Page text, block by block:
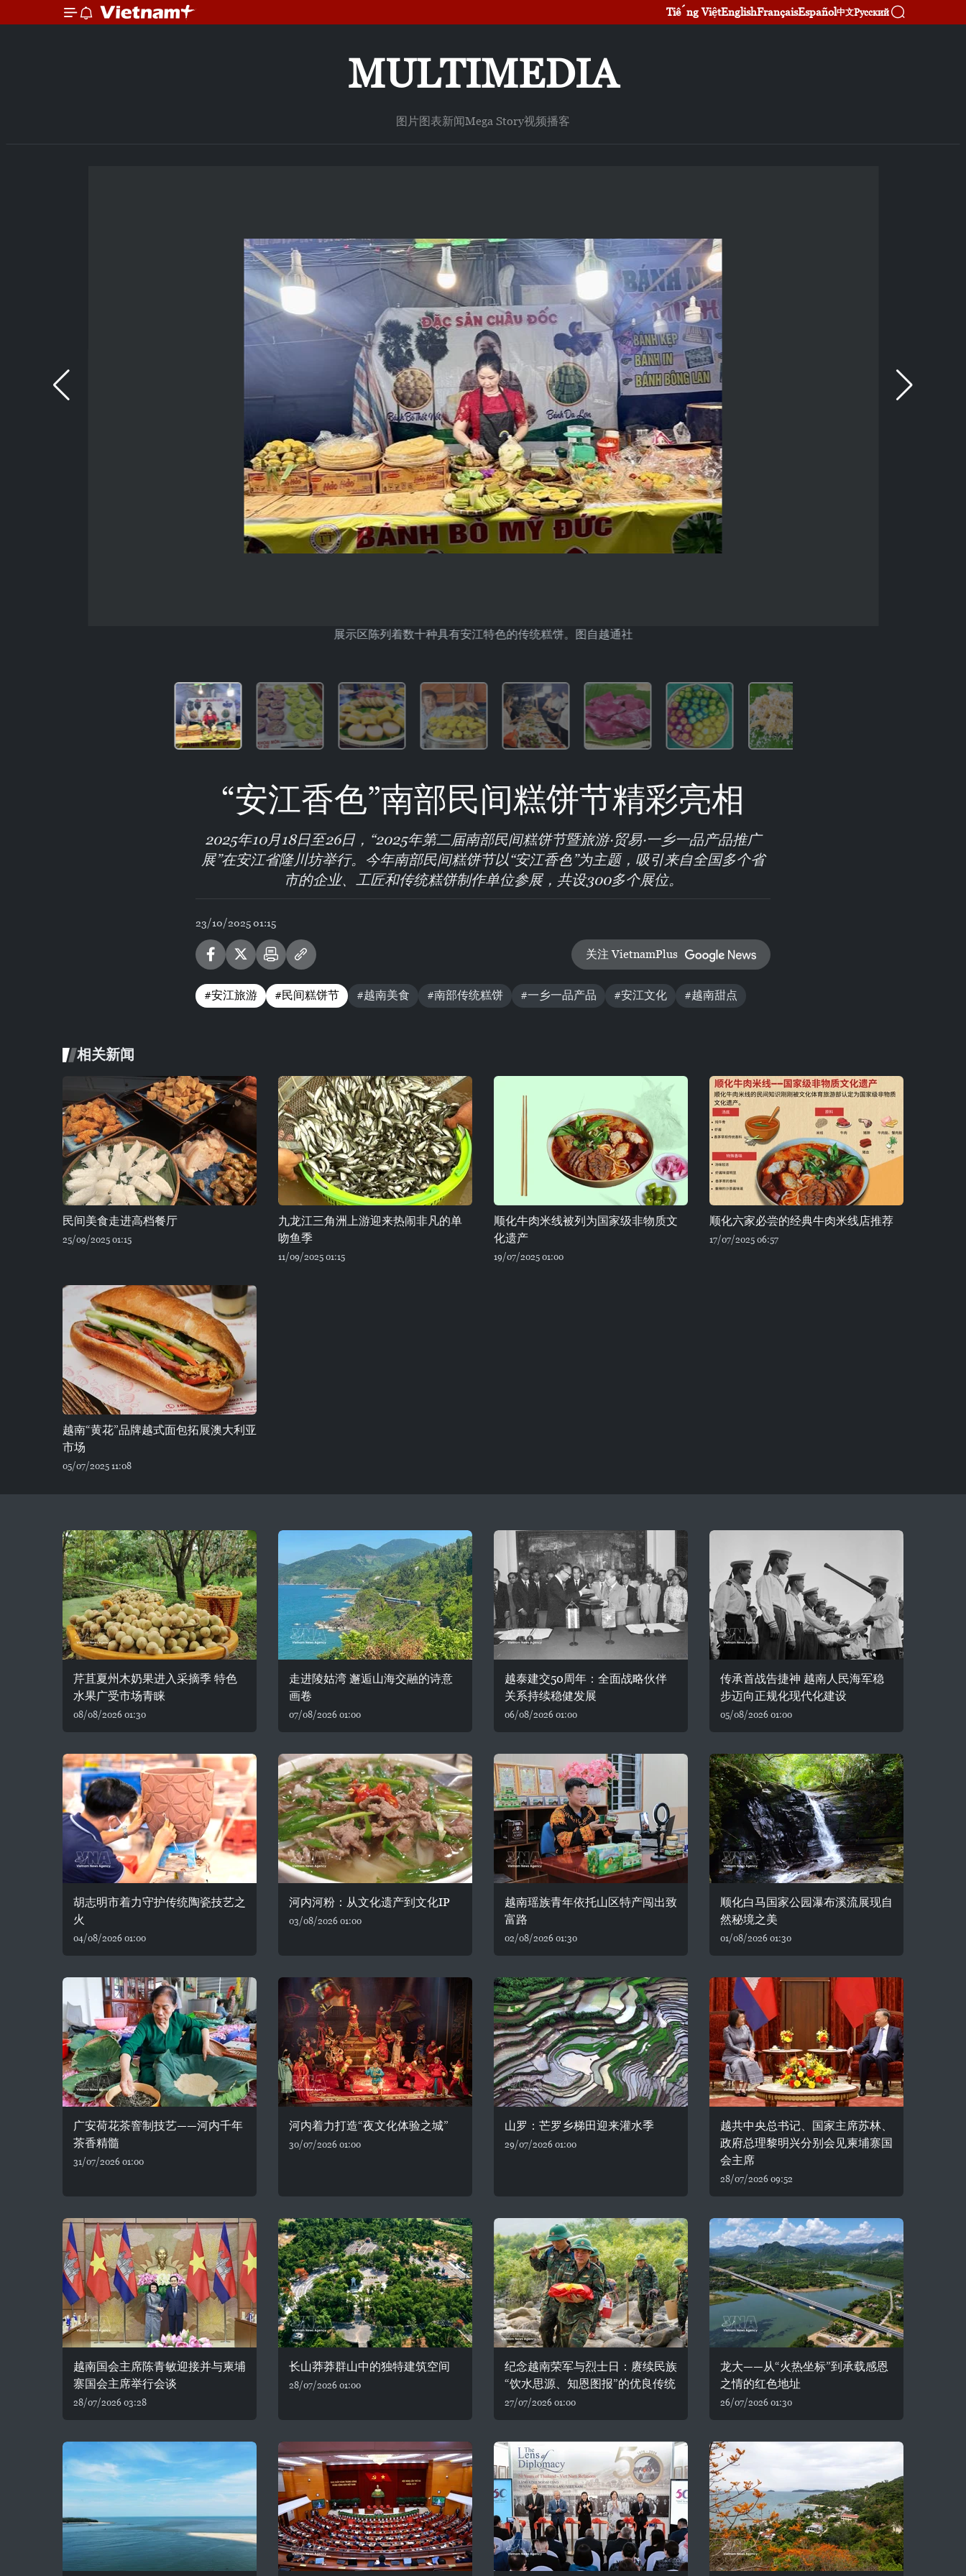
Tiếng ViệtEnglishFrançaisEspañol中文Русский
MULTIMEDIA
图片图表新闻Mega Story视频播客
展示区陈列着数十种具有安江特色的传统糕饼。图自越通社
“安江香色”南部民间糕饼节精彩亮相
2025年10月18日至26日，“2025年第二届南部民间糕饼节暨旅游·贸易·一乡一品产品推广
展”在安江省隆川坊举行。今年南部民间糕饼节以“安江香色”为主题，吸引来自全国多个省
市的企业、工匠和传统糕饼制作单位参展，共设300多个展位。
23/10/2025 01:15
关注 VietnamPlus
#安江旅游 #民间糕饼节 #越南美食 #南部传统糕饼 #一乡一品产品 #安江文化 #越南甜点
相关新闻
民间美食走进高档餐厅
25/09/2025 01:15
九龙江三角洲上游迎来热闹非凡的单
吻鱼季
11/09/2025 01:15
顺化牛肉米线被列为国家级非物质文
化遗产
19/07/2025 01:00
顺化六家必尝的经典牛肉米线店推荐
17/07/2025 06:57
越南“黄花”品牌越式面包拓展澳大利亚
市场
05/07/2025 11:08
芹苴夏州木奶果进入采摘季 特色
水果广受市场青睐
08/08/2026 01:30
走进陵姑湾 邂逅山海交融的诗意
画卷
07/08/2026 01:00
越泰建交50周年：全面战略伙伴
关系持续稳健发展
06/08/2026 01:00
传承首战告捷神 越南人民海军稳
步迈向正规化现代化建设
05/08/2026 01:00
胡志明市着力守护传统陶瓷技艺之
火
04/08/2026 01:00
河内河粉：从文化遗产到文化IP
03/08/2026 01:00
越南瑶族青年依托山区特产闯出致
富路
02/08/2026 01:30
顺化白马国家公园瀑布溪流展现自
然秘境之美
01/08/2026 01:30
广安荷花茶窨制技艺——河内千年
茶香精髓
31/07/2026 01:00
河内着力打造“夜文化体验之城”
30/07/2026 01:00
山罗：芒罗乡梯田迎来灌水季
29/07/2026 01:00
越共中央总书记、国家主席苏林、
政府总理黎明兴分别会见柬埔寨国
会主席
28/07/2026 09:52
越南国会主席陈青敏迎接并与柬埔
寨国会主席举行会谈
28/07/2026 03:28
长山莽莽群山中的独特建筑空间
28/07/2026 01:00
纪念越南荣军与烈士日：赓续民族
“饮水思源、知恩图报”的优良传统
27/07/2026 01:00
龙大——从“火热坐标”到承载感恩
之情的红色地址
26/07/2026 01:30